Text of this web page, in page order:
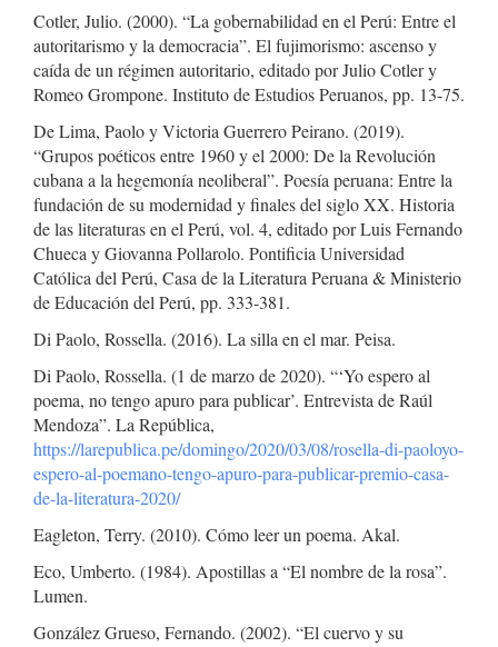
Cotler, Julio. (2000). “La gobernabilidad en el Perú: Entre el
autoritarismo y la democracia”. El fujimorismo: ascenso y
caída de un régimen autoritario, editado por Julio Cotler y
Romeo Grompone. Instituto de Estudios Peruanos, pp. 13-75.
De Lima, Paolo y Victoria Guerrero Peirano. (2019).
“Grupos poéticos entre 1960 y el 2000: De la Revolución
cubana a la hegemonía neoliberal”. Poesía peruana: Entre la
fundación de su modernidad y finales del siglo XX. Historia
de las literaturas en el Perú, vol. 4, editado por Luis Fernando
Chueca y Giovanna Pollarolo. Pontificia Universidad
Católica del Perú, Casa de la Literatura Peruana & Ministerio
de Educación del Perú, pp. 333-381.
Di Paolo, Rossella. (2016). La silla en el mar. Peisa.
Di Paolo, Rossella. (1 de marzo de 2020). “‘Yo espero al
poema, no tengo apuro para publicar’. Entrevista de Raúl
Mendoza”. La República,
https://larepublica.pe/domingo/2020/03/08/rosella-di-paoloyo-
espero-al-poemano-tengo-apuro-para-publicar-premio-casa-
de-la-literatura-2020/
Eagleton, Terry. (2010). Cómo leer un poema. Akal.
Eco, Umberto. (1984). Apostillas a “El nombre de la rosa”.
Lumen.
González Grueso, Fernando. (2002). “El cuervo y su